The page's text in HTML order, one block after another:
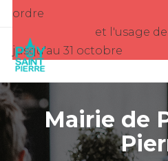
ordre
et l'usage de
jusqu'au 31 octobre
Mairie de